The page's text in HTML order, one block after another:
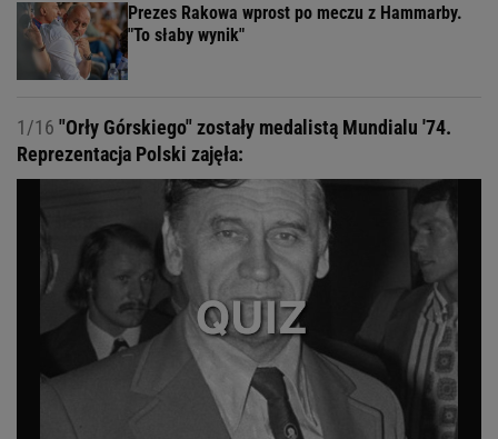
Prezes Rakowa wprost po meczu z Hammarby.
"To słaby wynik"
1/16 "Orły Górskiego" zostały medalistą Mundialu '74.
Reprezentacja Polski zajęła: